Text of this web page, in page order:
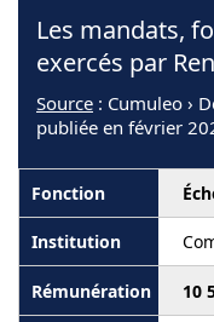
Les mandats,
exercés par
Source : Cumuleo ›
publiée en février
10